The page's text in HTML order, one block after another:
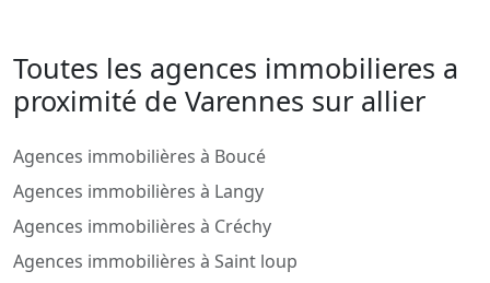
Toutes les agences immobilieres a
proximité de Varennes sur allier
Agences immobilières à Boucé
Agences immobilières à Langy
Agences immobilières à Créchy
Agences immobilières à Saint loup